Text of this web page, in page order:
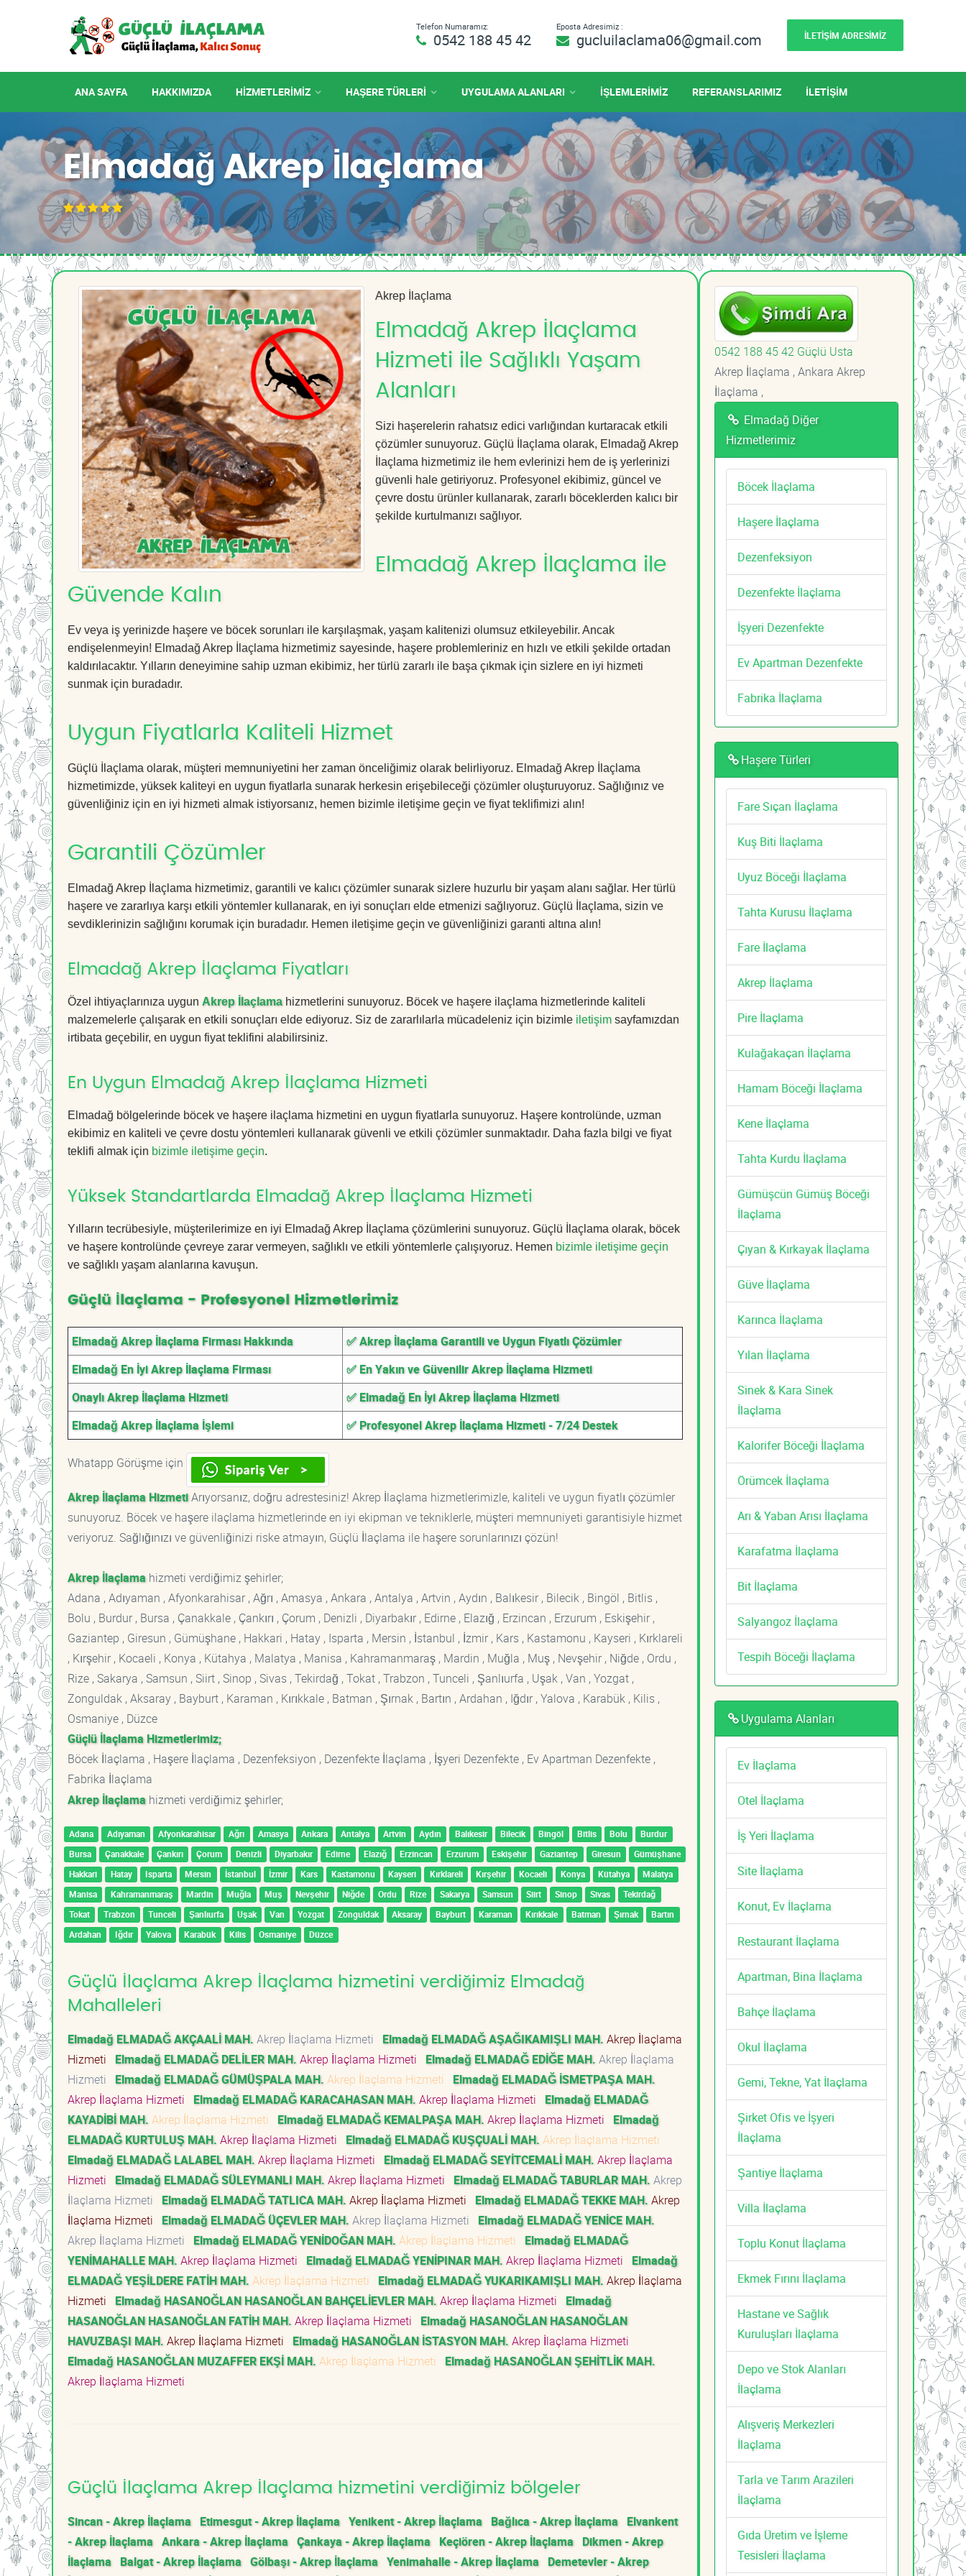
Telefon Numaramız:
0542 188 45 42
Eposta Adresimiz :
gucluilaclama06@gmail.com İLETİŞİM ADRESİMİZ
ANA SAYFA HAKKIMIZDA HIZMETLERIMIZ HAŞERE TÜRLERİ UYGULAMA ALANLARI İŞLEMLERİMİZ REFERANSLARIMIZ İLETİŞİM
Elmadağ Akrep İlaçlama
Akrep İlaçlama
Elmadağ Akrep İlaçlama
Hizmeti ile Sağlıklı Yaşam
Alanları
Sizi haşerelerin rahatsız edici varlığından kurtaracak etkili
çözümler sunuyoruz. Güçlü İlaçlama olarak, Elmadağ Akrep
İlaçlama hizmetimiz ile hem evlerinizi hem de iş yerlerinizi
güvenli hale getiriyoruz. Profesyonel ekibimiz, güncel ve
çevre dostu ürünler kullanarak, zararlı böceklerden kalıcı bir
şekilde kurtulmanızı sağlıyor.
Elmadağ Akrep İlaçlama ile
Güvende Kalın
Ev veya iş yerinizde haşere ve böcek sorunları ile karşılaşmak, yaşam kalitenizi olumsuz etkileyebilir. Ancak
endişelenmeyin! Elmadağ Akrep İlaçlama hizmetimiz sayesinde, haşere problemleriniz en hızlı ve etkili şekilde ortadan
kaldırılacaktır. Yılların deneyimine sahip uzman ekibimiz, her türlü zararlı ile başa çıkmak için sizlere en iyi hizmeti
sunmak için buradadır.
Uygun Fiyatlarla Kaliteli Hizmet
Güçlü İlaçlama olarak, müşteri memnuniyetini her zaman önceliğimiz olarak belirliyoruz. Elmadağ Akrep İlaçlama
hizmetimizde, yüksek kaliteyi en uygun fiyatlarla sunarak herkesin erişebileceği çözümler oluşturuyoruz. Sağlığınız ve
güvenliğiniz için en iyi hizmeti almak istiyorsanız, hemen bizimle iletişime geçin ve fiyat teklifimizi alın!
Garantili Çözümler
Elmadağ Akrep İlaçlama hizmetimiz, garantili ve kalıcı çözümler sunarak sizlere huzurlu bir yaşam alanı sağlar. Her türlü
haşere ve zararlıya karşı etkili yöntemler kullanarak, en iyi sonuçları elde etmenizi sağlıyoruz. Güçlü İlaçlama, sizin ve
sevdiklerinizin sağlığını korumak için buradadır. Hemen iletişime geçin ve güvenliğinizi garanti altına alın!
Elmadağ Akrep İlaçlama Fiyatları
Özel ihtiyaçlarınıza uygun Akrep İlaçlamahizmetlerini sunuyoruz. Böcek ve haşere ilaçlama hizmetlerinde kaliteli
malzemelerle çalışarak en etkili sonuçları elde ediyoruz. Siz de zararlılarla mücadeleniz için bizimle iletişim sayfamızdan
irtibata geçebilir, en uygun fiyat teklifini alabilirsiniz.
En Uygun Elmadağ Akrep İlaçlama Hizmeti
Elmadağ bölgelerinde böcek ve haşere ilaçlama hizmetini en uygun fiyatlarla sunuyoruz. Haşere kontrolünde, uzman
ekibimiz en kaliteli ve çevre dostu yöntemleri kullanarak güvenli ve etkili çözümler sunmaktadır. Daha fazla bilgi ve fiyat
teklifi almak için bizimle iletişime geçin.
Yüksek Standartlarda Elmadağ Akrep İlaçlama Hizmeti
Yılların tecrübesiyle, müşterilerimize en iyi Elmadağ Akrep İlaçlama çözümlerini sunuyoruz. Güçlü İlaçlama olarak, böcek
ve haşere kontrolünde çevreye zarar vermeyen, sağlıklı ve etkili yöntemlerle çalışıyoruz. Hemen bizimle iletişime geçin
ve sağlıklı yaşam alanlarına kavuşun.
Güçlü İlaçlama - Profesyonel Hizmetlerimiz
Elmadağ Akrep İlaçlama Firması Hakkında
✅ Akrep İlaçlama Garantili ve Uygun Fiyatlı Çözümler
Elmadağ En İyi Akrep İlaçlama Firması
✅ En Yakın ve Güvenilir Akrep İlaçlama Hizmeti
Onaylı Akrep İlaçlama Hizmeti
✅ Elmadağ En İyi Akrep İlaçlama Hizmeti
Elmadağ Akrep İlaçlama İşlemi
✅ Profesyonel Akrep İlaçlama Hizmeti - 7/24 Destek
Whatapp Görüşme için
Akrep İlaçlama HizmetiArıyorsanız, doğru adrestesiniz! Akrep İlaçlama hizmetlerimizle, kaliteli ve uygun fiyatlı çözümler
sunuyoruz. Böcek ve haşere ilaçlama hizmetlerinde en iyi ekipman ve tekniklerle, müşteri memnuniyeti garantisiyle hizmet
veriyoruz. Sağlığınızı ve güvenliğinizi riske atmayın, Güçlü İlaçlama ile haşere sorunlarınızı çözün!
Akrep İlaçlama hizmeti verdiğimiz şehirler;
Adana , Adıyaman , Afyonkarahisar , Ağrı , Amasya , Ankara , Antalya , Artvin , Aydın , Balıkesir , Bilecik , Bingöl , Bitlis ,
Bolu , Burdur , Bursa , Çanakkale , Çankırı , Çorum , Denizli , Diyarbakır , Edirne , Elazığ , Erzincan , Erzurum , Eskişehir ,
Gaziantep , Giresun , Gümüşhane , Hakkari , Hatay , Isparta , Mersin , İstanbul , İzmir , Kars , Kastamonu , Kayseri , Kırklareli
, Kırşehir , Kocaeli , Konya , Kütahya , Malatya , Manisa , Kahramanmaraş , Mardin , Muğla , Muş , Nevşehir , Niğde , Ordu ,
Rize , Sakarya , Samsun , Siirt , Sinop , Sivas , Tekirdağ , Tokat , Trabzon , Tunceli , Şanlıurfa , Uşak , Van , Yozgat ,
Zonguldak , Aksaray , Bayburt , Karaman , Kırıkkale , Batman , Şırnak , Bartın , Ardahan , Iğdır , Yalova , Karabük , Kilis ,
Osmaniye , Düzce
Güçlü İlaçlama Hizmetlerimiz;
Böcek İlaçlama , Haşere İlaçlama , Dezenfeksiyon , Dezenfekte İlaçlama , İşyeri Dezenfekte , Ev Apartman Dezenfekte ,
Fabrika İlaçlama
Akrep İlaçlama hizmeti verdiğimiz şehirler;
Adana Adıyaman Afyonkarahisar Ağrı Amasya Ankara Antalya Artvin Aydın Balıkesir Bilecik Bingöl Bitlis Bolu
Burdur
Bursa
Çanakkale Çankırı Çorum Denizli Diyarbakır Edirne Elazığ Erzincan Erzurum Eskişehir Gaziantep Giresun
Gümüşhane
Hakkari
Hatay Isparta Mersin İstanbul İzmir Kars Kastamonu Kayseri Kırklareli Kırşehir Kocaeli Konya Kütahya
Malatya
Manisa
Kahramanmaraş Mardin Muğla Muş Nevşehir Niğde Ordu Rize Sakarya Samsun Siirt Sinop Sivas
Tekirdağ
Tokat
Trabzon Tunceli Şanlıurfa Uşak Van Yozgat Zonguldak Aksaray Bayburt Karaman Kırıkkale Batman Şırnak
Bartın
Ardahan
Iğdır Yalova Karabük Kilis Osmaniye Düzce
Güçlü İlaçlama Akrep İlaçlama hizmetini verdiğimiz Elmadağ
Mahalleleri
Elmadağ ELMADAĞ AKÇAALİ MAH. Akrep İlaçlama Hizmeti Elmadağ ELMADAĞ AŞAĞIKAMIŞLI MAH. Akrep İlaçlama
Hizmeti
Elmadağ ELMADAĞ DELİLER MAH. Akrep İlaçlama Hizmeti Elmadağ ELMADAĞ EDİĞE MAH. Akrep İlaçlama
Hizmeti
Elmadağ ELMADAĞ GÜMÜŞPALA MAH. Akrep İlaçlama Hizmeti
Elmadağ ELMADAĞ İSMETPAŞA MAH.
Akrep İlaçlama Hizmeti
Elmadağ ELMADAĞ KARACAHASAN MAH. Akrep İlaçlama Hizmeti
Elmadağ ELMADAĞ
KAYADİBİ MAH. Akrep İlaçlama Hizmeti Elmadağ ELMADAĞ KEMALPAŞA MAH. Akrep İlaçlama Hizmeti
Elmadağ
ELMADAĞ KURTULUŞ MAH. Akrep İlaçlama Hizmeti Elmadağ ELMADAĞ KUŞÇUALİ MAH. Akrep İlaçlama Hizmeti
Elmadağ ELMADAĞ LALABEL MAH. Akrep İlaçlama Hizmeti Elmadağ ELMADAĞ SEYİTCEMALİ MAH. Akrep İlaçlama
Hizmeti
Elmadağ ELMADAĞ SÜLEYMANLI MAH. Akrep İlaçlama Hizmeti Elmadağ ELMADAĞ TABURLAR MAH. Akrep
İlaçlama Hizmeti
Elmadağ ELMADAĞ TATLICA MAH. Akrep İlaçlama Hizmeti Elmadağ ELMADAĞ TEKKE MAH. Akrep
İlaçlama Hizmeti
Elmadağ ELMADAĞ ÜÇEVLER MAH. Akrep İlaçlama Hizmeti
Elmadağ ELMADAĞ YENİCE MAH.
Akrep İlaçlama Hizmeti
Elmadağ ELMADAĞ YENİDOĞAN MAH. Akrep İlaçlama Hizmeti
Elmadağ ELMADAĞ
YENİMAHALLE MAH. Akrep İlaçlama Hizmeti Elmadağ ELMADAĞ YENİPINAR MAH. Akrep İlaçlama Hizmeti
Elmadağ
ELMADAĞ YEŞİLDERE FATİH MAH. Akrep İlaçlama Hizmeti Elmadağ ELMADAĞ YUKARIKAMIŞLI MAH. Akrep İlaçlama
Hizmeti
Elmadağ HASANOĞLAN HASANOĞLAN BAHÇELİEVLER MAH. Akrep İlaçlama Hizmeti
Elmadağ
HASANOĞLAN HASANOĞLAN FATİH MAH. Akrep İlaçlama Hizmeti
Elmadağ HASANOĞLAN HASANOĞLAN
HAVUZBAŞI MAH. Akrep İlaçlama Hizmeti Elmadağ HASANOĞLAN İSTASYON MAH. Akrep İlaçlama Hizmeti
Elmadağ HASANOĞLAN MUZAFFER EKŞİ MAH. Akrep İlaçlama Hizmeti
Elmadağ HASANOĞLAN ŞEHİTLİK MAH.
Akrep İlaçlama Hizmeti
Güçlü İlaçlama Akrep İlaçlama hizmetini verdiğimiz bölgeler
Sincan - Akrep İlaçlama Etimesgut - Akrep İlaçlama Yenikent - Akrep İlaçlama Bağlıca - Akrep İlaçlama Elvankent
- Akrep İlaçlama Ankara - Akrep İlaçlama Çankaya - Akrep İlaçlama Keçiören - Akrep İlaçlama Dikmen - Akrep
İlaçlama Balgat - Akrep İlaçlama Gölbaşı - Akrep İlaçlama Yenimahalle - Akrep İlaçlama Demetevler - Akrep
0542 188 45 42 Güçlü Usta
Akrep İlaçlama , Ankara Akrep
İlaçlama ,
Elmadağ Diğer
Hizmetlerimiz
Böcek İlaçlama
Haşere İlaçlama
Dezenfeksiyon
Dezenfekte İlaçlama
İşyeri Dezenfekte
Ev Apartman Dezenfekte
Fabrika İlaçlama
Haşere Türleri
Fare Sıçan İlaçlama
Kuş Biti İlaçlama
Uyuz Böceği İlaçlama
Tahta Kurusu İlaçlama
Fare İlaçlama
Akrep İlaçlama
Pire İlaçlama
Kulağakaçan İlaçlama
Hamam Böceği İlaçlama
Kene İlaçlama
Tahta Kurdu İlaçlama
Gümüşcün Gümüş Böceği
İlaçlama
Çıyan & Kırkayak İlaçlama
Güve İlaçlama
Karınca İlaçlama
Yılan İlaçlama
Sinek & Kara Sinek
İlaçlama
Kalorifer Böceği İlaçlama
Örümcek İlaçlama
Arı & Yaban Arısı İlaçlama
Karafatma İlaçlama
Bit İlaçlama
Salyangoz İlaçlama
Tespih Böceği İlaçlama
Uygulama Alanları
Ev İlaçlama
Otel İlaçlama
İş Yeri İlaçlama
Site İlaçlama
Konut, Ev İlaçlama
Restaurant İlaçlama
Apartman, Bina İlaçlama
Bahçe İlaçlama
Okul İlaçlama
Gemi, Tekne, Yat İlaçlama
Şirket Ofis ve İşyeri
İlaçlama
Şantiye İlaçlama
Villa İlaçlama
Toplu Konut İlaçlama
Ekmek Fırını İlaçlama
Hastane ve Sağlık
Kuruluşları İlaçlama
Depo ve Stok Alanları
İlaçlama
Alışveriş Merkezleri
İlaçlama
Tarla ve Tarım Arazileri
İlaçlama
Gıda Üretim ve İşleme
Tesisleri İlaçlama